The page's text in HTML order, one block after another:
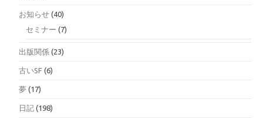
お知らせ (40)
セミナー (7)
出版関係 (23)
古いSF (6)
夢 (17)
日記 (198)